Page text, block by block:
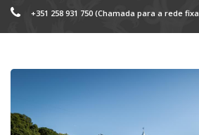
+351 258 931 750 (Chamada para a rede